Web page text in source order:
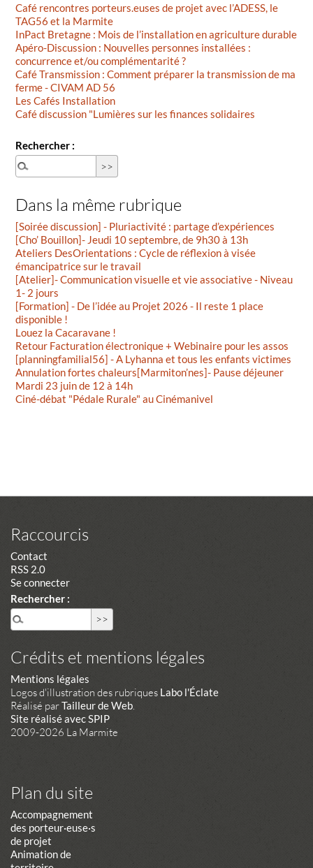
Café rencontres porteurs.euses de projet avec l’ADESS, le
TAG56 et la Marmite
InPact Bretagne : Mois de l’installation en agriculture durable
Apéro-Discussion : Nouvelles personnes installées :
concurrence et/ou complémentarité ?
Café Transmission : Comment préparer la transmission de ma
ferme - CIVAM AD 56
Les Cafés Installation
Café discussion "Lumières sur les finances solidaires
Rechercher :
Dans la même rubrique
[Soirée discussion] - Pluriactivité : partage d’expériences
[Cho’ Bouillon]- Jeudi 10 septembre, de 9h30 à 13h
Ateliers DesOrientations : Cycle de réflexion à visée
émancipatrice sur le travail
[Atelier]- Communication visuelle et vie associative - Niveau
1- 2 jours
[Formation] - De l’idée au Projet 2026 - Il reste 1 place
disponible !
Louez la Cacaravane !
Retour Facturation électronique + Webinaire pour les assos
[planningfamilial56] - A Lyhanna et tous les enfants victimes
Annulation fortes chaleurs[Marmiton’nes]- Pause déjeuner
Mardi 23 juin de 12 à 14h
Ciné-débat "Pédale Rurale" au Cinémanivel
Raccourcis
Contact
RSS 2.0
Se connecter
Rechercher :
Crédits et mentions légales
Mentions légales
Logos d'illustration des rubriques Labo l'Éclate
Réalisé parTailleur de Web.
Site réalisé avec SPIP
2009-2026 La Marmite
Plan du site
Accompagnement
des porteur·euse·s
de projet
Animation de